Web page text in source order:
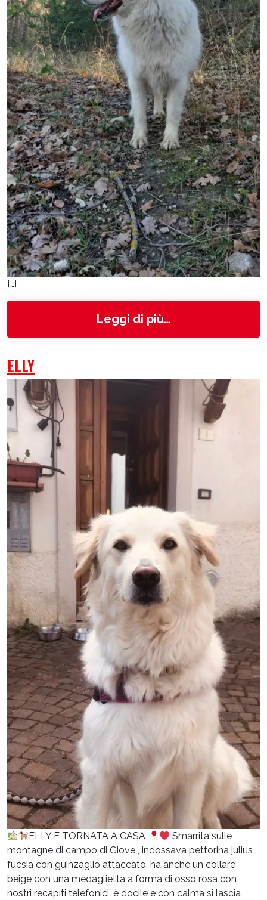
[…]
Leggi di più…from Belle
ELLY
ELLY È TORNATA A CASA
Smarrita sulle
montagne di campo di Giove , indossava pettorina julius
fucsia con guinzaglio attaccato, ha anche un collare
beige con una medaglietta a forma di osso rosa con
nostri recapiti telefonici, è docile e con calma si lascia